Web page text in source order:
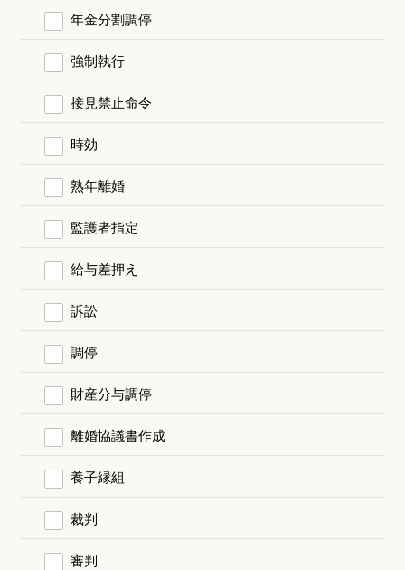
年金分割調停
強制執行
接見禁止命令
時効
熟年離婚
監護者指定
給与差押え
訴訟
調停
財産分与調停
離婚協議書作成
養子縁組
裁判
審判